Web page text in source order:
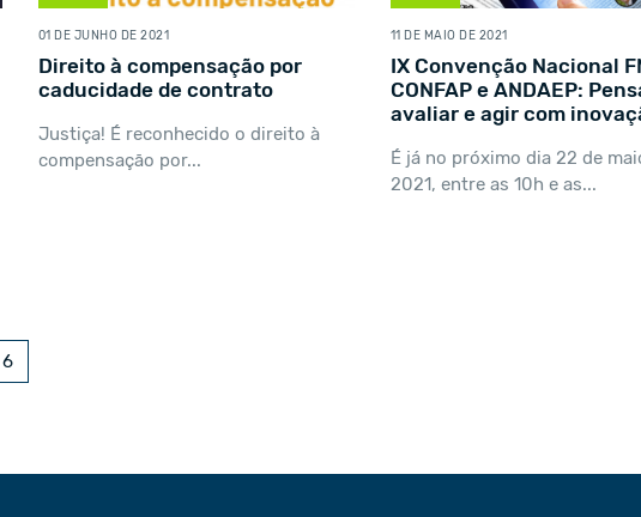
01 DE JUNHO DE 2021
Direito à compensação por
caducidade de contrato
Justiça! É reconhecido o direito à
compensação por...
11 DE MAIO DE 2021
IX Convenção Nacional
CONFAP e ANDAEP:
avaliar e agir com
É já no próximo dia 22 de
2021, entre as 10h e as...
6